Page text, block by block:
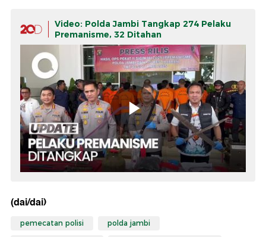
Video: Polda Jambi Tangkap 274 Pelaku
Premanisme, 32 Ditahan
(dai/dai)
pemecatan polisi polda jambi